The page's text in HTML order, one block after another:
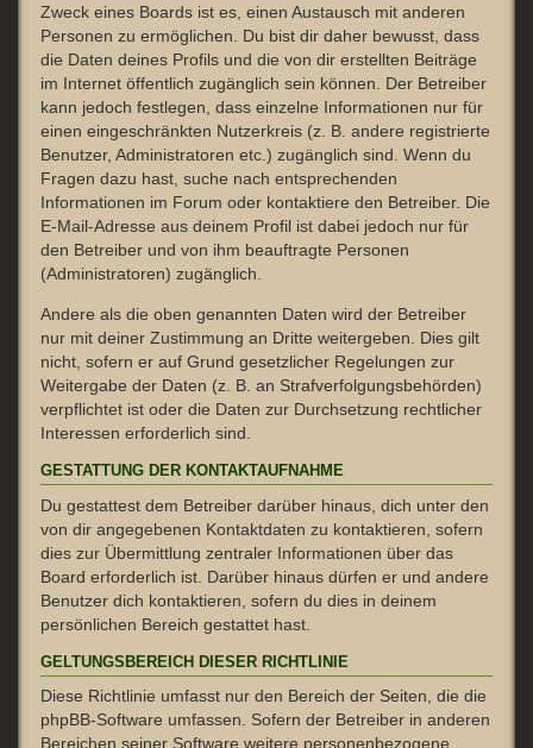
Zweck eines Boards ist es, einen Austausch mit anderen
Personen zu ermöglichen. Du bist dir daher bewusst, dass
die Daten deines Profils und die von dir erstellten Beiträge
im Internet öffentlich zugänglich sein können. Der Betreiber
kann jedoch festlegen, dass einzelne Informationen nur für
einen eingeschränkten Nutzerkreis (z. B. andere registrierte
Benutzer, Administratoren etc.) zugänglich sind. Wenn du
Fragen dazu hast, suche nach entsprechenden
Informationen im Forum oder kontaktiere den Betreiber. Die
E-Mail-Adresse aus deinem Profil ist dabei jedoch nur für
den Betreiber und von ihm beauftragte Personen
(Administratoren) zugänglich.
Andere als die oben genannten Daten wird der Betreiber
nur mit deiner Zustimmung an Dritte weitergeben. Dies gilt
nicht, sofern er auf Grund gesetzlicher Regelungen zur
Weitergabe der Daten (z. B. an Strafverfolgungsbehörden)
verpflichtet ist oder die Daten zur Durchsetzung rechtlicher
Interessen erforderlich sind.
GESTATTUNG DER KONTAKTAUFNAHME
Du gestattest dem Betreiber darüber hinaus, dich unter den
von dir angegebenen Kontaktdaten zu kontaktieren, sofern
dies zur Übermittlung zentraler Informationen über das
Board erforderlich ist. Darüber hinaus dürfen er und andere
Benutzer dich kontaktieren, sofern du dies in deinem
persönlichen Bereich gestattet hast.
GELTUNGSBEREICH DIESER RICHTLINIE
Diese Richtlinie umfasst nur den Bereich der Seiten, die die
phpBB-Software umfassen. Sofern der Betreiber in anderen
Bereichen seiner Software weitere personenbezogene